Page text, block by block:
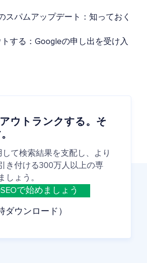
スパムアップデート：知っておく
する：Googleの申し出を受け入
ウトランクする。そ
して検索結果を支配し、より
き付ける300万人以上の専
しょう。
で始めましょう
ダウンロード）